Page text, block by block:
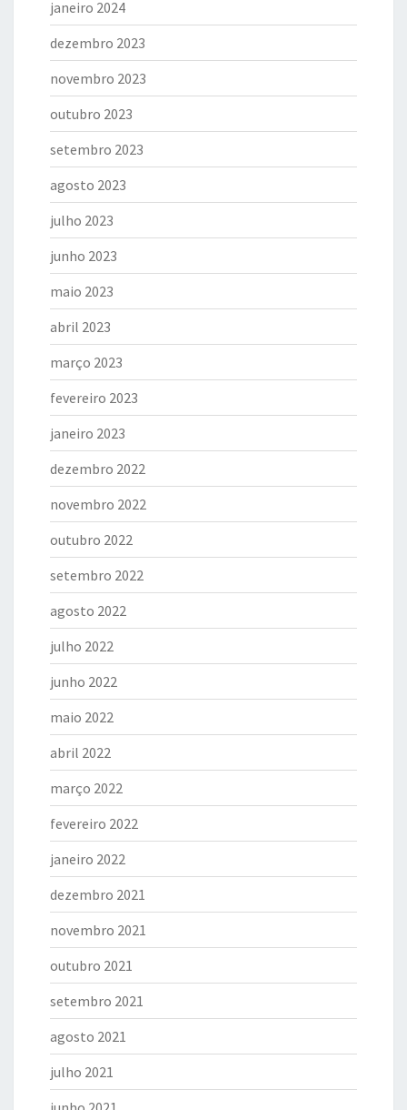
janeiro 2024
dezembro 2023
novembro 2023
outubro 2023
setembro 2023
agosto 2023
julho 2023
junho 2023
maio 2023
abril 2023
março 2023
fevereiro 2023
janeiro 2023
dezembro 2022
novembro 2022
outubro 2022
setembro 2022
agosto 2022
julho 2022
junho 2022
maio 2022
abril 2022
março 2022
fevereiro 2022
janeiro 2022
dezembro 2021
novembro 2021
outubro 2021
setembro 2021
agosto 2021
julho 2021